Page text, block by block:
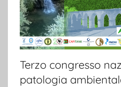
Terzo congresso
patologia